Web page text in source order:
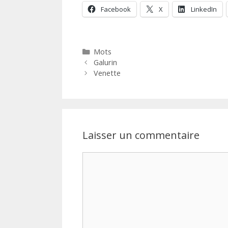
Facebook X LinkedIn
Catégories
Mots
Galurin
Venette
Laisser un commentaire